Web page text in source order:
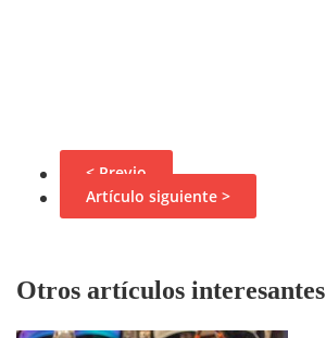
< Previo
Artículo siguiente >
Otros artículos interesantes